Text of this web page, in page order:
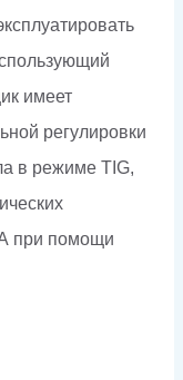
имеет
регулировки
в режиме TIG,
при помощи